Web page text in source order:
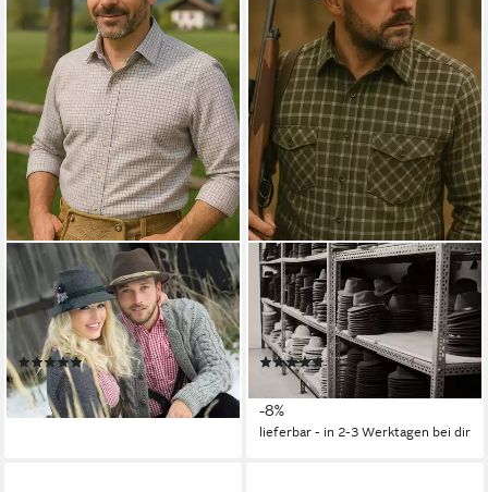
LA CHASSE®
Filzhut Wollhut mit Kordel
braun-meliert für Jagd, Natur
& Freizeit Outdoorhut
(1)
74,99 €
lieferbar - in 2-3 Werktagen bei dir
LA CHASSE®
Filzhut Roll-Jagdhut aus 100%
Wolle Wollhut Outdoorhut
Oliv/grün von Oefele
(1)
119,99 € UVP129,99 €
-8%
lieferbar - in 2-3 Werktagen bei dir